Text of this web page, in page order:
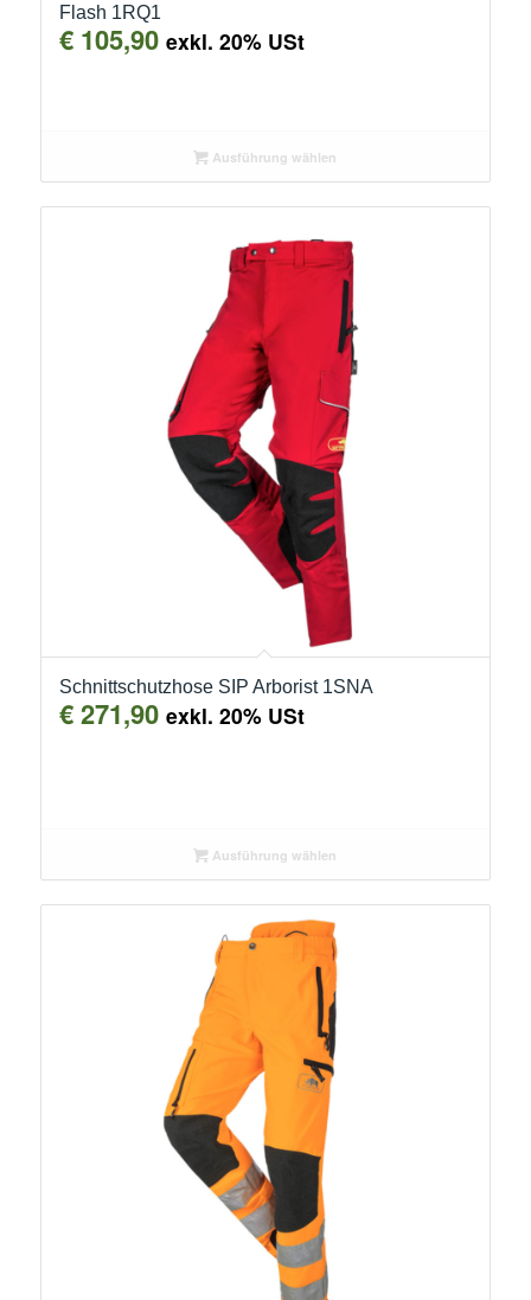
Flash 1RQ1
€105,90 exkl. 20% USt
Ausführung wählen
Schnittschutzhose SIP Arborist 1SNA
€271,90 exkl. 20% USt
Ausführung wählen